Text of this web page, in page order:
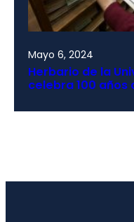
Mayo 6, 2024
Herbario de la
celebra 100